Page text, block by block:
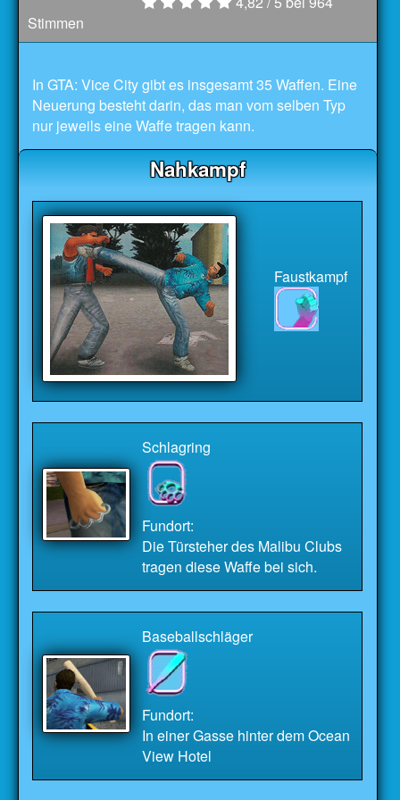
Stimmen
In GTA: Vice City gibt es insgesamt 35 Waffen. Eine
Neuerung besteht darin, das man vom selben Typ
nur jeweils eine Waffe tragen kann.
Nahkampf
Faustkampf
Schlagring
Fundort:
Die Türsteher des Malibu Clubs
tragen diese Waffe bei sich.
Baseballschläger
Fundort:
In einer Gasse hinter dem Ocean
View Hotel